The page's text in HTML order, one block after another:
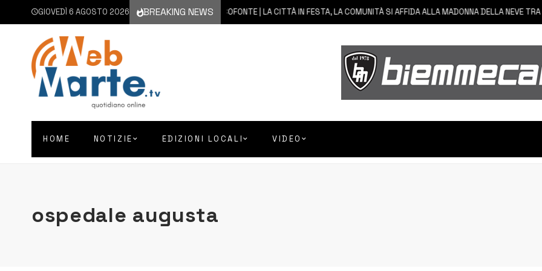
GIOVEDÌ 6 AGOSTO 2026 BREAKING NEWS
6 AGOSTO 2026 FRANCOFONTE | LA CITTÀ IN FESTA, LA COMUNITÀ SI AFFIDA ALLA MADONNA DELLA NEVE TRA FEDE E
HOME NOTIZIE EDIZIONI LOCALI VIDEO
ospedale augusta